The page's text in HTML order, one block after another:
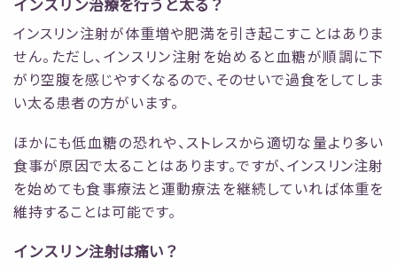
インスリン注射が体重増や肥満を引き起こすことはありま
せん。ただし、インスリン注射を始めると血糖が順調に下
がり空腹を感じやすくなるので、そのせいで過食をしてしま
い太る患者の方がいます。
ほかにも低血糖の恐れや、ストレスから適切な量より多い
食事が原因で太ることはあります。ですが、インスリン注射
を始めても食事療法と運動療法を継続していれば体重を
維持することは可能です。
インスリン注射は痛い？